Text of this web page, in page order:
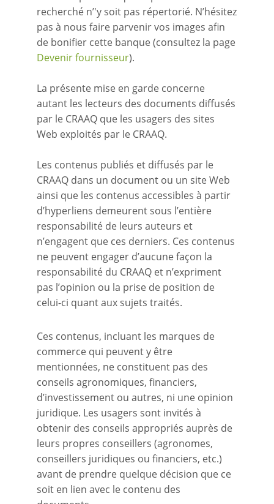
recherché n’'y soit pas répertorié. N’hésitez
pas à nous faire parvenir vos images afin
de bonifier cette banque (consultez la page
Devenir fournisseur).
La présente mise en garde concerne
autant les lecteurs des documents diffusés
par le CRAAQ que les usagers des sites
Web exploités par le CRAAQ.
Les contenus publiés et diffusés par le
CRAAQ dans un document ou un site Web
ainsi que les contenus accessibles à partir
d’hyperliens demeurent sous l’entière
responsabilité de leurs auteurs et
n’engagent que ces derniers. Ces contenus
ne peuvent engager d’aucune façon la
responsabilité du CRAAQ et n’expriment
pas l’opinion ou la prise de position de
celui-ci quant aux sujets traités.
Ces contenus, incluant les marques de
commerce qui peuvent y être
mentionnées, ne constituent pas des
conseils agronomiques, financiers,
d’investissement ou autres, ni une opinion
juridique. Les usagers sont invités à
obtenir des conseils appropriés auprès de
leurs propres conseillers (agronomes,
conseillers juridiques ou financiers, etc.)
avant de prendre quelque décision que ce
soit en lien avec le contenu des